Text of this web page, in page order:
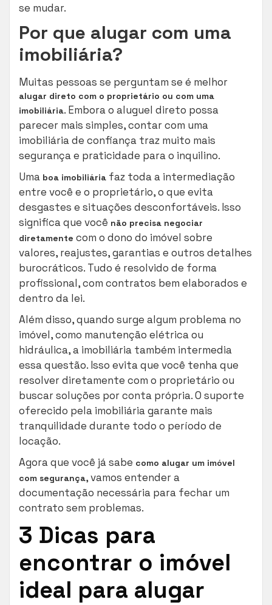
se mudar.
Por que alugar com uma
imobiliária?
Muitas pessoas se perguntam se é melhor
alugar direto com o proprietário ou com uma
imobiliária. Embora o aluguel direto possa
parecer mais simples, contar com uma
imobiliária de confiança traz muito mais
segurança e praticidade para o inquilino.
Uma boa imobiliária faz toda a intermediação
entre você e o proprietário, o que evita
desgastes e situações desconfortáveis. Isso
significa que você não precisa negociar
diretamente com o dono do imóvel sobre
valores, reajustes, garantias e outros detalhes
burocráticos. Tudo é resolvido de forma
profissional, com contratos bem elaborados e
dentro da lei.
Além disso, quando surge algum problema no
imóvel, como manutenção elétrica ou
hidráulica, a imobiliária também intermedia
essa questão. Isso evita que você tenha que
resolver diretamente com o proprietário ou
buscar soluções por conta própria. O suporte
oferecido pela imobiliária garante mais
tranquilidade durante todo o período de
locação.
Agora que você já sabe como alugar um imóvel
com segurança, vamos entender a
documentação necessária para fechar um
contrato sem problemas.
3 Dicas para
encontrar o imóvel
ideal para alugar